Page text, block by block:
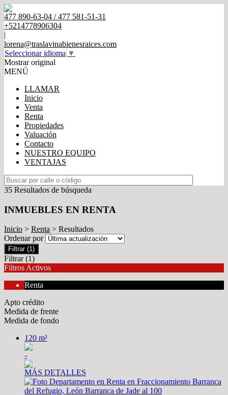
477 890-63-04 / 477 581-51-31
+5214778906304
|
lorena@traslavinabienesraices.com
Seleccionar idioma ▼
Mostrar original
MENÚ
LLAMAR
Inicio
Venta
Renta
Propiedades
Valuación
Contacto
NUESTRO EQUIPO
VENTAJAS
35 Resultados de búsqueda
INMUEBLES EN RENTA
Inicio > Renta > Resultados
Ordenar por
Filtrar (1)
Filtrar (1)
Filtros Activos
Renta
Apto crédito
Medida de frente
Medida de fondo
120 m²
-
MÁS DETALLES